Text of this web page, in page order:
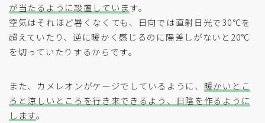
が当たるように設置しています。
空気はそれほど暑くなくても、日向では直射日光で30℃を
超えていたり、逆に暖かく感じるのに陽差しがないと20℃
を切っていたりするからです。
また、カメレオンがケージでしているように、 暖かいとこ
ろと涼しいところを行き来できるよう、日陰を作るように
します。